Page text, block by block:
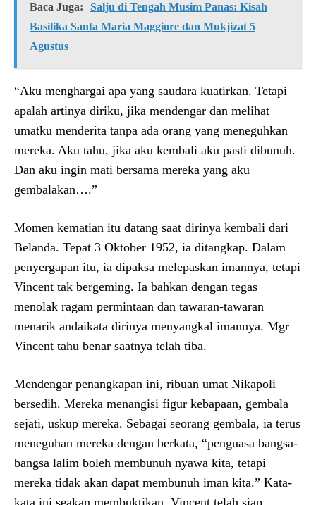
Baca Juga:
Salju di Tengah Musim Panas: Kisah
Basilika Santa Maria Maggiore dan Mukjizat 5
Agustus
“Aku menghargai apa yang saudara kuatirkan. Tetapi
apalah artinya diriku, jika mendengar dan melihat
umatku menderita tanpa ada orang yang meneguhkan
mereka. Aku tahu, jika aku kembali aku pasti dibunuh.
Dan aku ingin mati bersama mereka yang aku
gembalakan….”
Momen kematian itu datang saat dirinya kembali dari
Belanda. Tepat 3 Oktober 1952, ia ditangkap. Dalam
penyergapan itu, ia dipaksa melepaskan imannya, tetapi
Vincent tak bergeming. Ia bahkan dengan tegas
menolak ragam permintaan dan tawaran-tawaran
menarik andaikata dirinya menyangkal imannya. Mgr
Vincent tahu benar saatnya telah tiba.
Mendengar penangkapan ini, ribuan umat Nikapoli
bersedih. Mereka menangisi figur kebapaan, gembala
sejati, uskup mereka. Sebagai seorang gembala, ia terus
meneguhan mereka dengan berkata, “penguasa bangsa-
bangsa lalim boleh membunuh nyawa kita, tetapi
mereka tidak akan dapat membunuh iman kita.” Kata-